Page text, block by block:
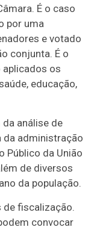
É o caso
por uma
e votado
conjunta. É o
aplicados os
educação,
análise de
da administração
Público da União
de diversos
da população.
de fiscalização.
convocar